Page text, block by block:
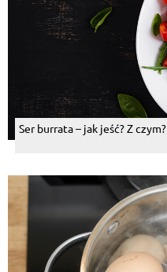
Ser burrata – jak jeść? Z czym?